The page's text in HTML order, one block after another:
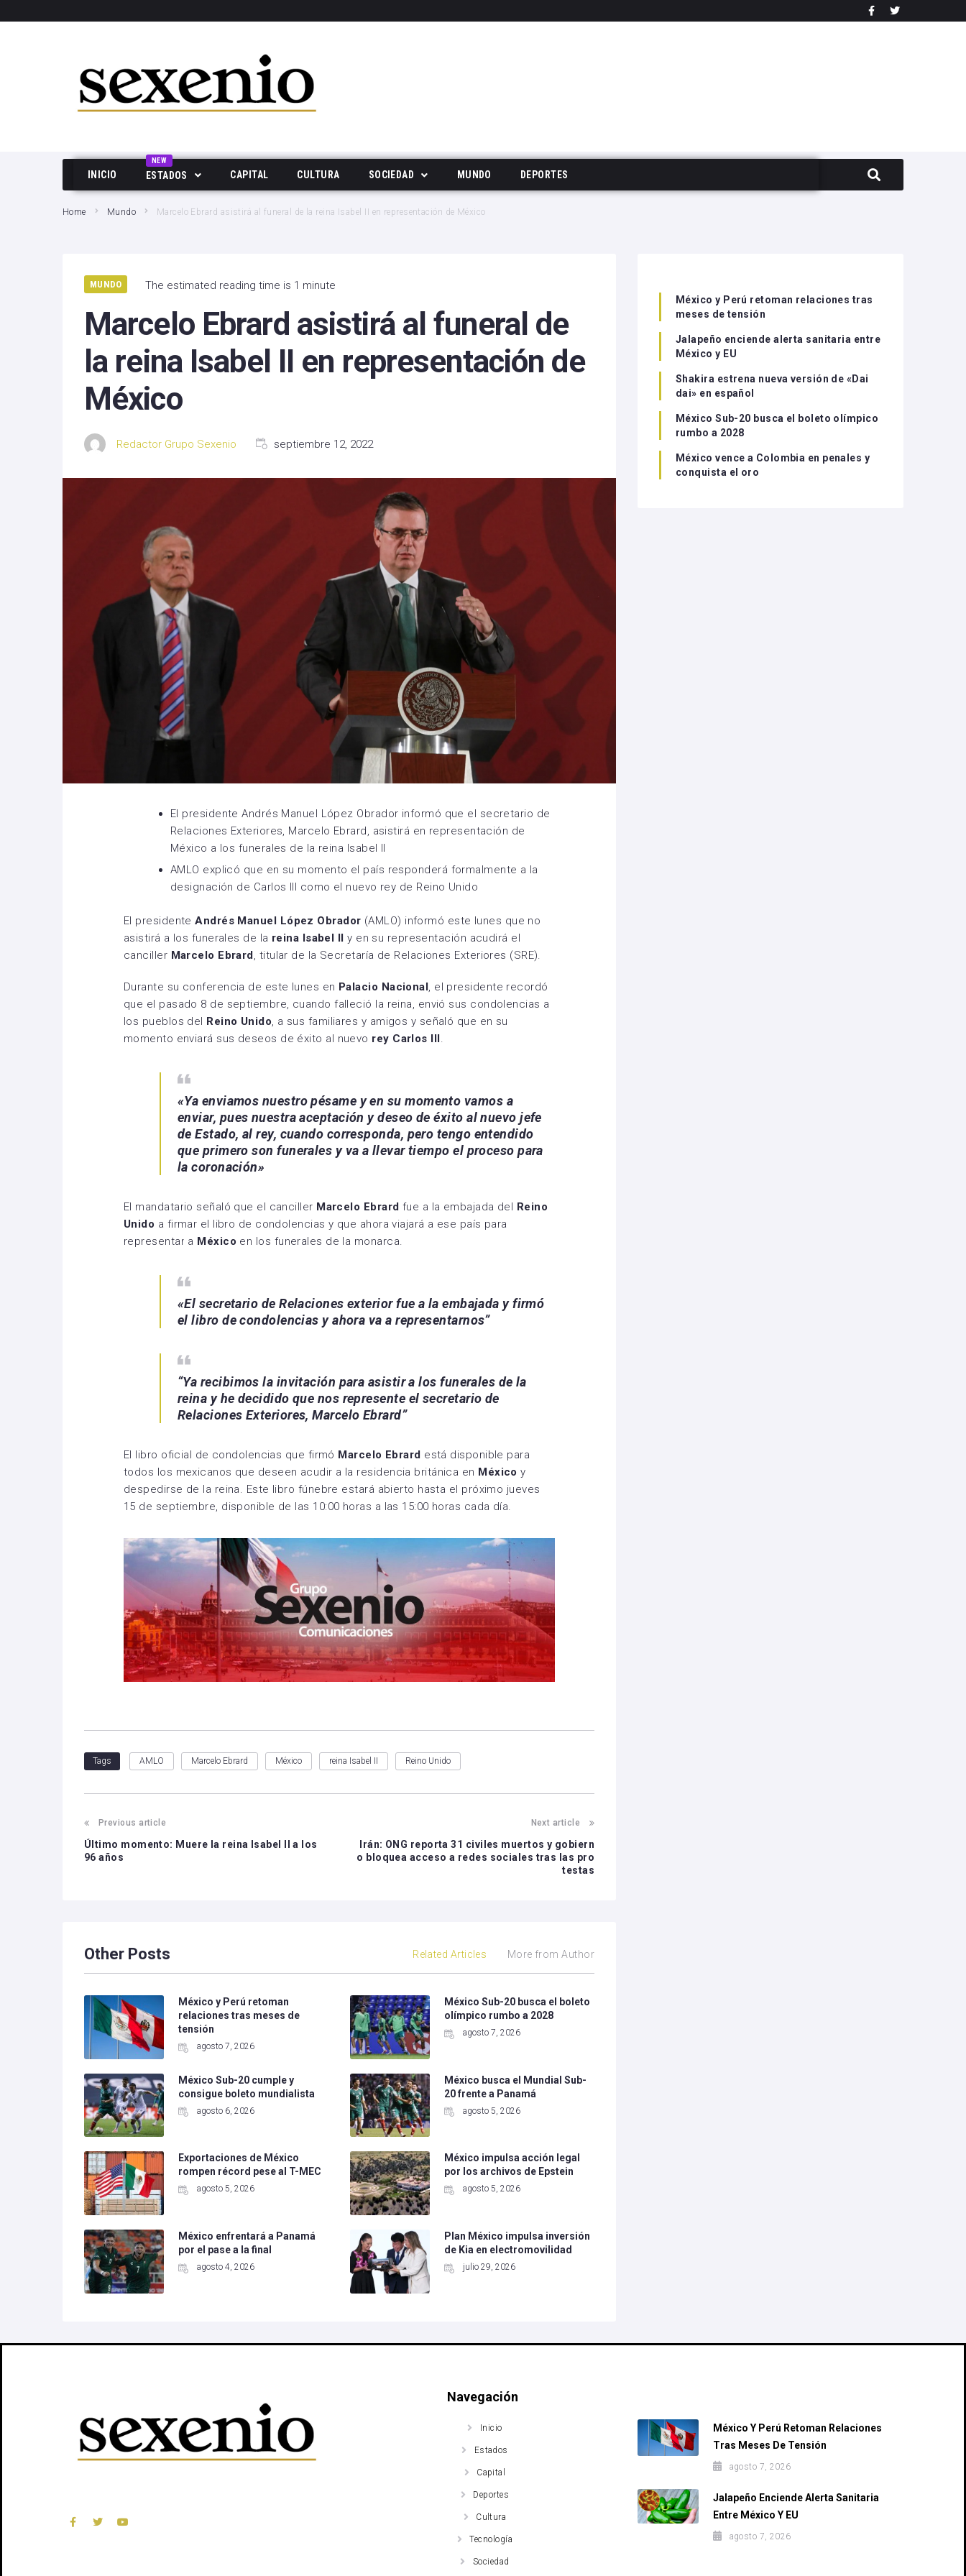
INICIO ESTADOS
NEW
Edo Mex
Hidalgo
Michoacan
Nuevo Leon
Zacatecas
CAPITAL CULTURA SOCIEDAD MUNDO DEPORTES
Home Mundo Marcelo Ebrard asistirá al funeral de la reina Isabel II en representación de México
MUNDO The estimated reading time is 1 minute
Marcelo Ebrard asistirá al funeral de
la reina Isabel II en representación de
México
Redactor Grupo Sexenio septiembre 12, 2022
El presidente Andrés Manuel López Obrador informó que el secretario de
Relaciones Exteriores, Marcelo Ebrard, asistirá en representación de
México a los funerales de la reina Isabel II
AMLO explicó que en su momento el país responderá formalmente a la
designación de Carlos III como el nuevo rey de Reino Unido
El presidenteAndrés Manuel López Obrador (AMLO) informó este lunes que no
asistirá a los funerales de la reina Isabel IIy en su representación acudirá el
canciller Marcelo Ebrard , titular de la Secretaría de Relaciones Exteriores (SRE).
Durante su conferencia de este lunes en Palacio Nacional , el presidente recordó
que el pasado 8 de septiembre, cuando falleció la reina, envió sus condolencias a
los pueblos del Reino Unido , a sus familiares y amigos y señaló que en su
momento enviará sus deseos de éxito al nuevo rey Carlos III
«Ya enviamos nuestro pésame y en su momento vamos a
enviar, pues nuestra aceptación y deseo de éxito al nuevo jefe
de Estado, al rey, cuando corresponda, pero tengo entendido
que primero son funerales y va a llevar tiempo el proceso para
la coronación»
El mandatario señaló que el canciller Marcelo Ebrard fue a la embajada del Reino
Unido a firmar el libro de condolencias y que ahora viajará a ese país para
representar a México en los funerales de la monarca.
«El secretario de Relaciones exterior fue a la embajada y firmó
el libro de condolencias y ahora va a representarnos”
“Ya recibimos la invitación para asistir a los funerales de la
reina y he decidido que nos represente el secretario de
Relaciones Exteriores, Marcelo Ebrard”
El libro oficial de condolencias que firmó Marcelo Ebrard está disponible para
todos los mexicanos que deseen acudir a la residencia británica en Méxicoy
despedirse de la reina. Este libro fúnebre estará abierto hasta el próximo jueves
15 de septiembre, disponible de las 10:00 horas a las 15:00 horas cada día.
Tags AMLO Marcelo Ebrard México reina Isabel II Reino Unido
Previous article
Último momento: Muere la reina Isabel II a los
96 años
Next article
Irán: ONG reporta 31 civiles muertos y gobiern
o bloquea acceso a redes sociales tras las pro
testas
Other Posts Related Articles More from Author
México y Perú retoman
relaciones tras meses de
tensión
agosto 7, 2026
México Sub-20 busca el boleto
olímpico rumbo a 2028
agosto 7, 2026
México Sub-20 cumple y
consigue boleto mundialista
agosto 6, 2026
México busca el Mundial Sub-
20 frente a Panamá
agosto 5, 2026
Exportaciones de México
rompen récord pese al T-MEC
agosto 5, 2026
México impulsa acción legal
por los archivos de Epstein
agosto 5, 2026
México enfrentará a Panamá
por el pase a la final
agosto 4, 2026
Plan México impulsa inversión
de Kia en electromovilidad
julio 29, 2026
México y Perú retoman relaciones tras
meses de tensión
Jalapeño enciende alerta sanitaria entre
México y EU
Shakira estrena nueva versión de «Dai
dai» en español
México Sub-20 busca el boleto olímpico
rumbo a 2028
México vence a Colombia en penales y
conquista el oro
Navegación
Inicio
Estados
Capital
Deportes
Cultura
Tecnología
Sociedad
México Y Perú Retoman Relaciones
Tras Meses De Tensión
agosto 7, 2026
Jalapeño Enciende Alerta Sanitaria
Entre México Y EU
agosto 7, 2026
SEARCH THIS WEBSITE